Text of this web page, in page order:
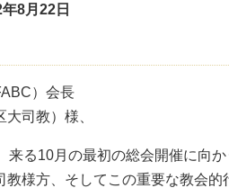
8月22日
）会長
司教）様、
る10月の最初の総会開催に向
様方、そしてこの重要な教会的